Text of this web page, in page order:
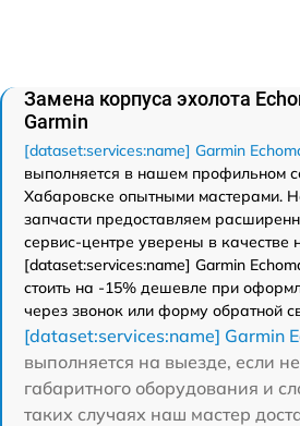
Замена корпуса эхолота
Garmin
[dataset:services:name] Garmin
выполняется в нашем профильном
Хабаровске опытными мастерами.
запчасти предоставляем
сервис-центре уверены в качестве
[dataset:services:name] Garmin
стоить на -15% дешевле при
через звонок или форму обратной
[dataset:services:name] Garmin
выполняется на выезде, если
габаритного оборудования и
таких случаях наш мастер